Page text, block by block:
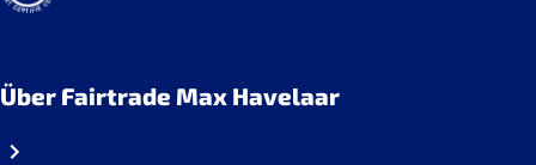
Über Fairtrade Max Havelaar